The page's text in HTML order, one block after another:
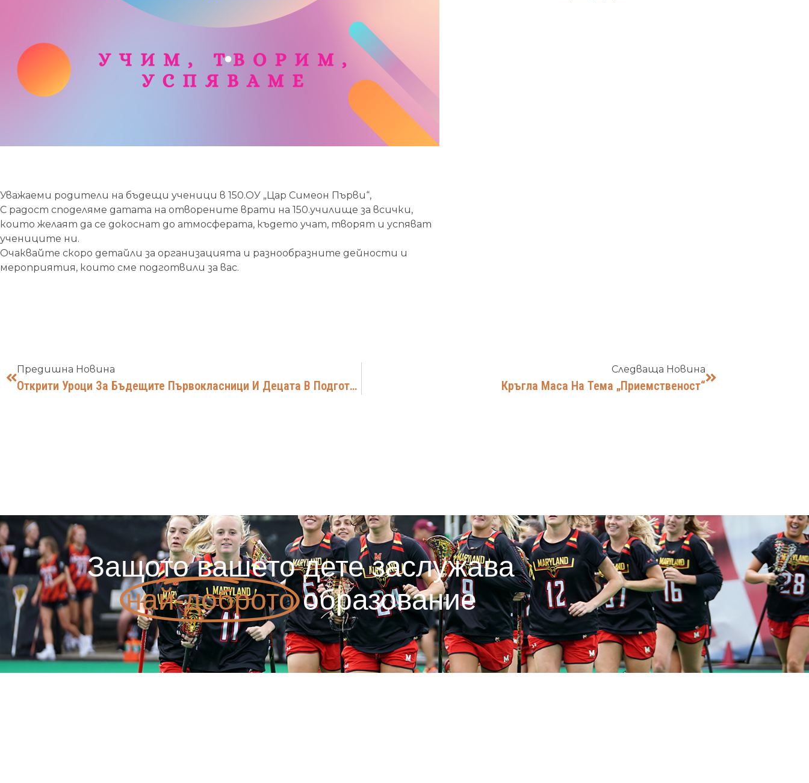
Уважаеми родители на бъдещи ученици в 150.ОУ „Цар Симеон Първи“,
С радост споделяме датата на отворените врати на 150.училище за всички,
които желаят да се докоснат до атмосферата, където учат, творят и успяват
учениците ни.
Очаквайте скоро детайли за организацията и разнообразните дейности и
мероприятия, които сме подготвили за вас.
Предишна Новина
Открити Уроци За Бъдещите Първокласници И Децата В Подготвителна Група За Учебната 2024/2025 Година
Следваща Новина
Кръгла Маса На Тема „Приемственост“
Защото вашето дете заслужава
най-доброто образование